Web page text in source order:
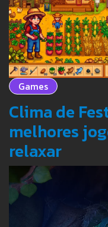
Games
Clima de
melhores
relaxar